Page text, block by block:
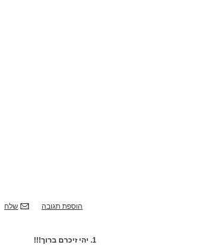
הוספת תגובה שלח
1. יהי זיכרם ברוך!!!